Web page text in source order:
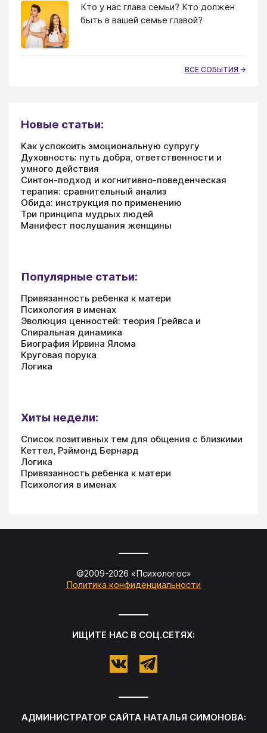
Кто у нас глава семьи? Кто должен
быть в вашей семье главой?
ВСЕ СОБЫТИЯ
Новые статьи:
Как успокоить эмоциональную супругу
Духовность: путь добра, ответственности и
умного действия
Синтон-подход и когнитивно-поведенческая
терапия: сравнительный анализ
Обида: инструкция по применению
Три принципа мудрых людей
Манифест послушания женщины
Популярные статьи:
Привязанность ребенка к матери
Психология в именах
Эволюция ценностей: теория Грейвса и
Спиральная динамика
Биография Ирвина Ялома
Круговая порука
Логика
Хиты недели:
Список позитивных тем для общения с близкими
Кеттел, Рэймонд Бернард
Логика
Привязанность ребенка к матери
Психология в именах
©2009-2026 «Психологос»
Политика конфиденциальности
ИЩИТЕ НАС В СОЦ.СЕТЯХ:
АДМИНИСТРАТОР САЙТА НАТАЛЬЯ СИМОНОВА: